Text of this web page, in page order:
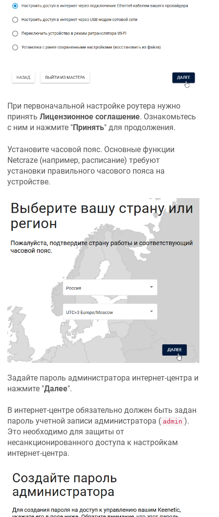
При первоначальной настройке роутера нужно
принять Лицензионное соглашение. Ознакомьтесь
с ним и нажмите "Принять" для продолжения.
Установите часовой пояс. Основные функции
Netcraze (например, расписание) требуют
установки правильного часового пояса на
устройстве.
Задайте пароль администратора интернет-центра и
нажмите "Далее".
В интернет-центре обязательно должен быть задан
пароль учетной записи администратора ( admin ).
Это необходимо для защиты от
несанкционированного доступа к настройкам
интернет-центра.